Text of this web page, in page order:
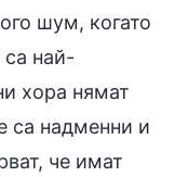
шум, когато
най-
хора нямат
са надменни и
че имат